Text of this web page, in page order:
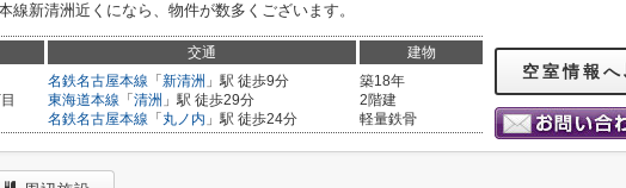
線新清洲近くになら、物件が数多くございます。
交通 建物
名鉄名古屋本線 「 新清洲 」駅 徒歩9分
東海道本線 「 清洲 」駅 徒歩29分
名鉄名古屋本線 「 丸ノ内 」駅 徒歩24分
築18年
2階建
軽量鉄骨
空室情報へ